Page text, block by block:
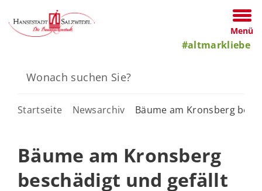
Menü
#altmarkliebe
Startseite Newsarchiv Bäume am Kronsberg
Bäume am Kronsberg
beschädigt und gefällt